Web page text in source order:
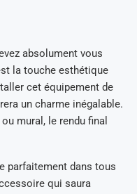
absolument vous
la touche esthétique
cet équipement de
un charme inégalable.
mural, le rendu final
parfaitement dans tous
qui saura